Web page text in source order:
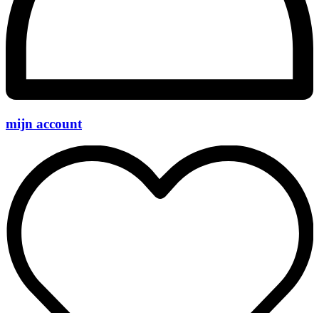
mijn account